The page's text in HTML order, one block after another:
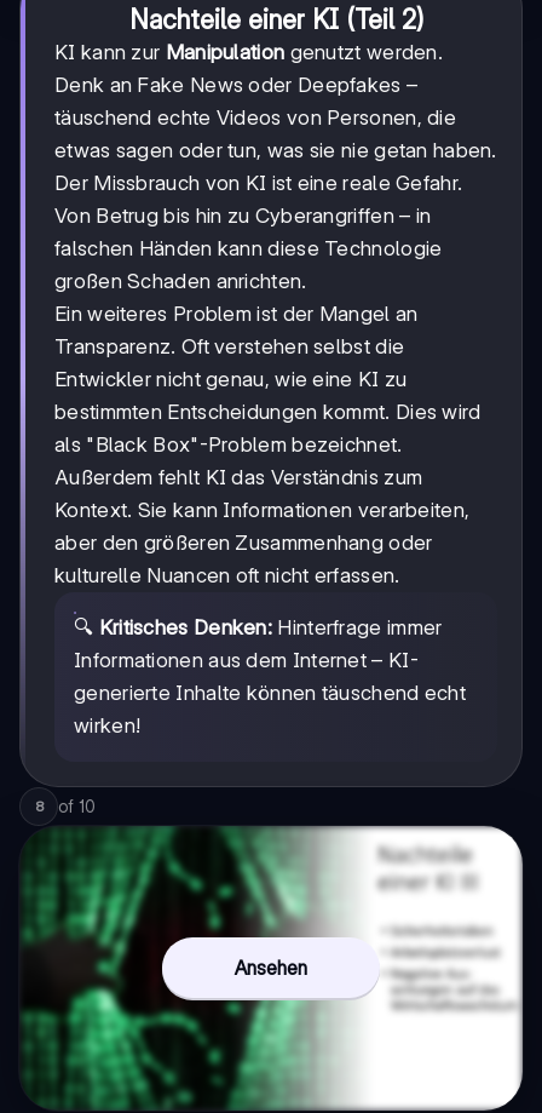
Nachteile einer KI (Teil 2)
KI kann zur Manipulation genutzt werden.
Denk an Fake News oder Deepfakes –
täuschend echte Videos von Personen, die
etwas sagen oder tun, was sie nie getan haben.
Der Missbrauch von KI ist eine reale Gefahr.
Von Betrug bis hin zu Cyberangriffen – in
falschen Händen kann diese Technologie
großen Schaden anrichten.
Ein weiteres Problem ist der Mangel an
Transparenz. Oft verstehen selbst die
Entwickler nicht genau, wie eine KI zu
bestimmten Entscheidungen kommt. Dies wird
als "Black Box"-Problem bezeichnet.
Außerdem fehlt KI das Verständnis zum
Kontext. Sie kann Informationen verarbeiten,
aber den größeren Zusammenhang oder
kulturelle Nuancen oft nicht erfassen.
🔍 Kritisches Denken: Hinterfrage immer
Informationen aus dem Internet – KI-
generierte Inhalte können täuschend echt
wirken!
8 of 10
Ansehen